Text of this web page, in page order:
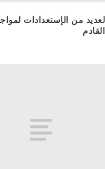
من الإستعدادات